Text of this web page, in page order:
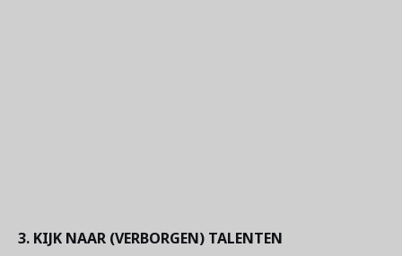
3. KIJK NAAR (VERBORGEN) TALENTEN